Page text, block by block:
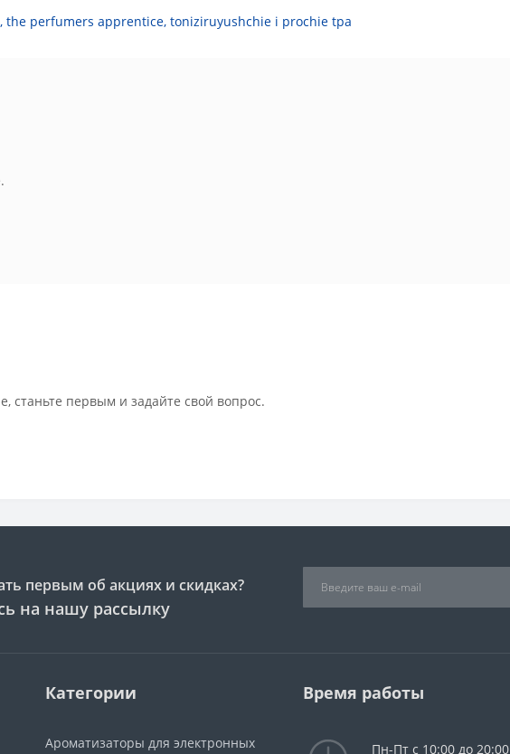
, the perfumers apprentice, toniziruyushchie i prochie tpa
станьте первым и задайте свой вопрос.
первым об акциях и скидках?
на нашу рассылку
Категории
Ароматизаторы для электронных
Время работы
Пн-Пт с 10:00 до 20:00